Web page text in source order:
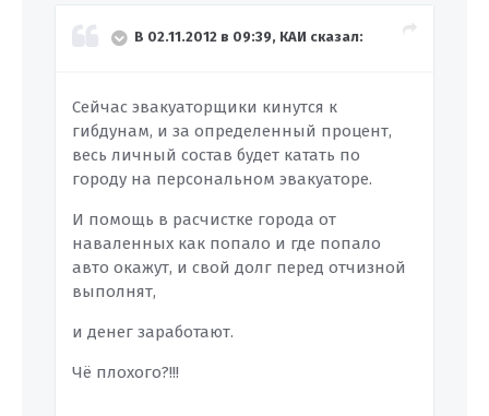
В 02.11.2012 в 09:39, КАИ сказал:
Сейчас эвакуаторщики кинутся к
гибдунам, и за определенный процент,
весь личный состав будет катать по
городу на персональном эвакуаторе.
И помощь в расчистке города от
наваленных как попало и где попало
авто окажут, и свой долг перед отчизной
выполнят,
и денег заработают.
Чё плохого?!!!